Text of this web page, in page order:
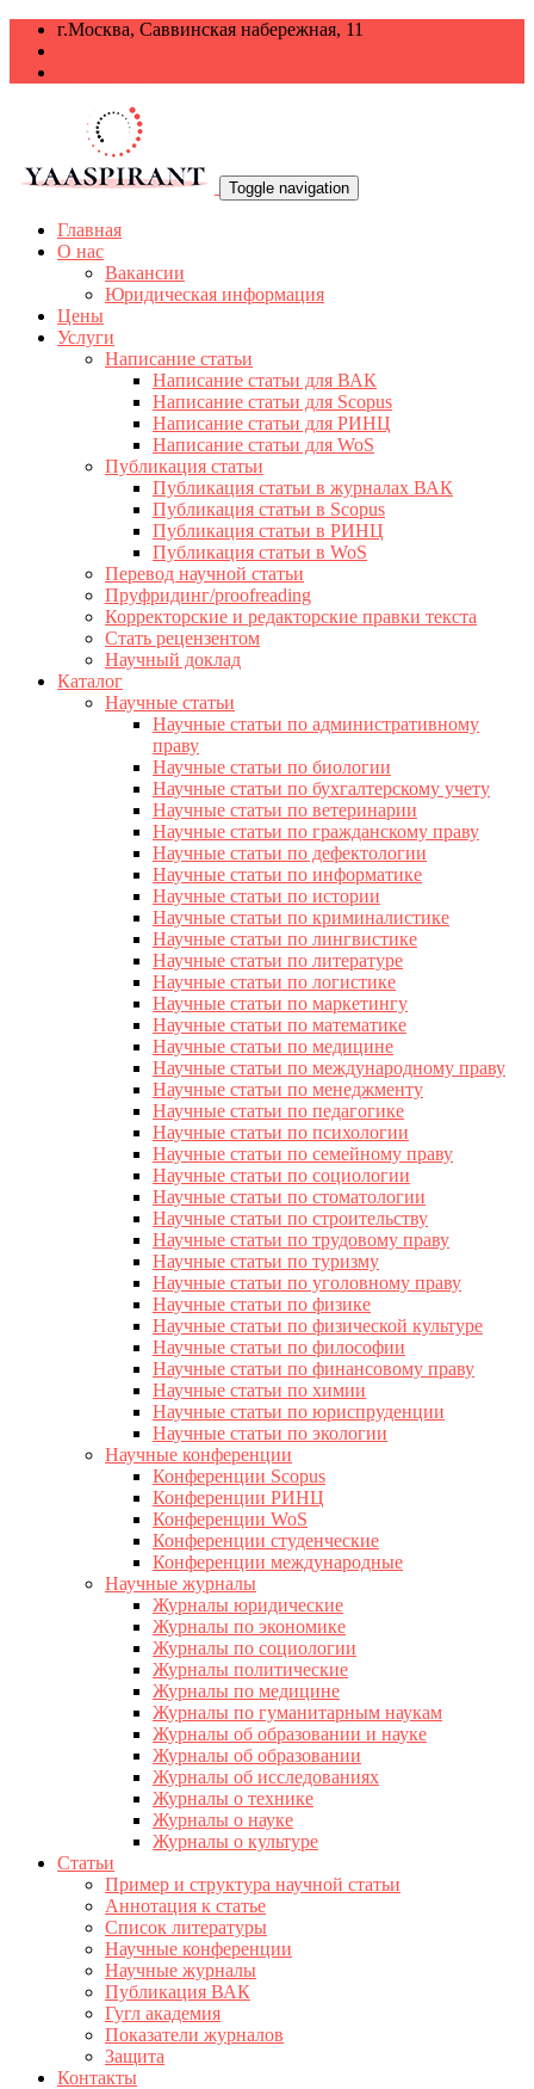
г.Москва, Саввинская набережная, 11
Toggle navigation
Главная
О нас
Вакансии
Юридическая информация
Цены
Услуги
Написание статьи
Написание статьи для ВАК
Написание статьи для Scopus
Написание статьи для РИНЦ
Написание статьи для WoS
Публикация статьи
Публикация статьи в журналах ВАК
Публикация статьи в Scopus
Публикация статьи в РИНЦ
Публикация статьи в WoS
Перевод научной статьи
Пруфридинг/proofreading
Корректорские и редакторские правки текста
Стать рецензентом
Научный доклад
Каталог
Научные статьи
Научные статьи по административному
праву
Научные статьи по биологии
Научные статьи по бухгалтерскому учету
Научные статьи по ветеринарии
Научные статьи по гражданскому праву
Научные статьи по дефектологии
Научные статьи по информатике
Научные статьи по истории
Научные статьи по криминалистике
Научные статьи по лингвистике
Научные статьи по литературе
Научные статьи по логистике
Научные статьи по маркетингу
Научные статьи по математике
Научные статьи по медицине
Научные статьи по международному праву
Научные статьи по менеджменту
Научные статьи по педагогике
Научные статьи по психологии
Научные статьи по семейному праву
Научные статьи по социологии
Научные статьи по стоматологии
Научные статьи по строительству
Научные статьи по трудовому праву
Научные статьи по туризму
Научные статьи по уголовному праву
Научные статьи по физике
Научные статьи по физической культуре
Научные статьи по философии
Научные статьи по финансовому праву
Научные статьи по химии
Научные статьи по юриспруденции
Научные статьи по экологии
Научные конференции
Конференции Scopus
Конференции РИНЦ
Конференции WoS
Конференции студенческие
Конференции международные
Научные журналы
Журналы юридические
Журналы по экономике
Журналы по социологии
Журналы политические
Журналы по медицине
Журналы по гуманитарным наукам
Журналы об образовании и науке
Журналы об образовании
Журналы об исследованиях
Журналы о технике
Журналы о науке
Журналы о культуре
Статьи
Пример и структура научной статьи
Аннотация к статье
Список литературы
Научные конференции
Научные журналы
Публикация ВАК
Гугл академия
Показатели журналов
Защита
Контакты